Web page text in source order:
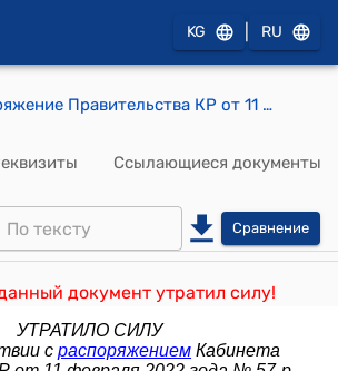
KG RU
Распоряжение Правительства КР от 11 февраля 1998 года N 45-р (О составе комиссии, созданной для подготовки вопроса на заседание Правительства КР "О ходе выполнения Национальной программы "Билим")
Ссылающиеся документы
Сравнение
документ утратил силу!